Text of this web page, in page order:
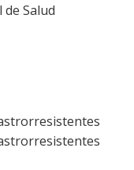
Salud